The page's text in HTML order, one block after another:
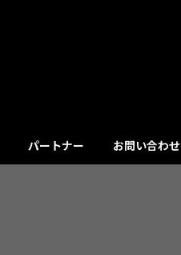
パートナー お問い合わせ